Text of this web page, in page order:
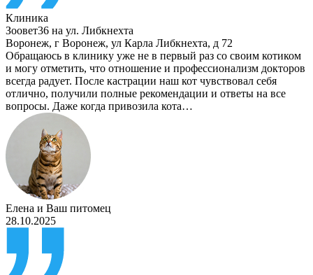
Клиника
Зоовет36 на ул. Либкнехта
Воронеж, г Воронеж, ул Карла Либкнехта, д 72
Обращаюсь в клинику уже не в первый раз со своим котиком
и могу отметить, что отношение и профессионализм докторов
всегда радует. После кастрации наш кот чувствовал себя
отлично, получили полные рекомендации и ответы на все
вопросы. Даже когда привозила кота…
Елена и Ваш питомец
28.10.2025